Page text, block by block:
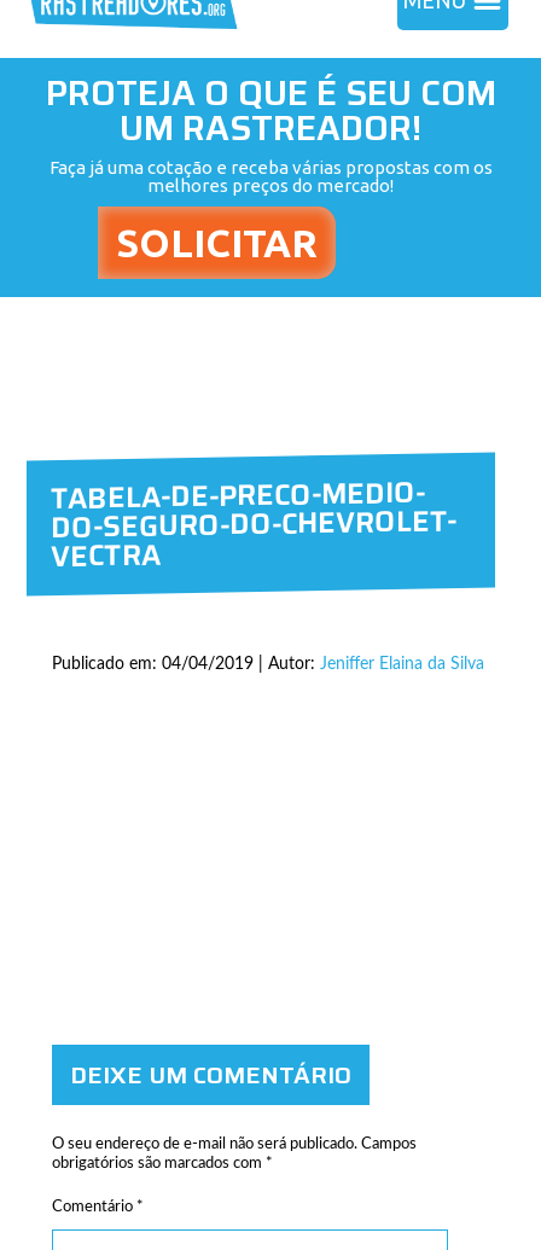
PROTEJA O QUE É SEU COM
UM RASTREADOR!
Faça já uma cotação e receba várias propostas com os
melhores preços do mercado!
TABELA-DE-PRECO-MEDIO-
DO-SEGURO-DO-CHEVROLET-
VECTRA
Publicado em: 04/04/2019 | Autor: Jeniffer Elaina da Silva
DEIXE UM COMENTÁRIO
O seu endereço de e-mail não será publicado. Campos
obrigatórios são marcados com *
Comentário *